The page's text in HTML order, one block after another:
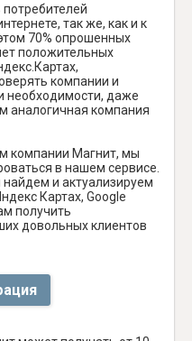
так же, как и к
70% опрошенных
положительных
компании и
необходимости, даже
аналогичная компания
компании Магнит, мы
в нашем сервисе.
и актуализируем
Картах, Google
получить
довольных клиентов